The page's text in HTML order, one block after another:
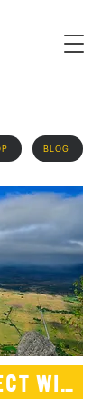
BLOG
Reload, reconnect with your Soul